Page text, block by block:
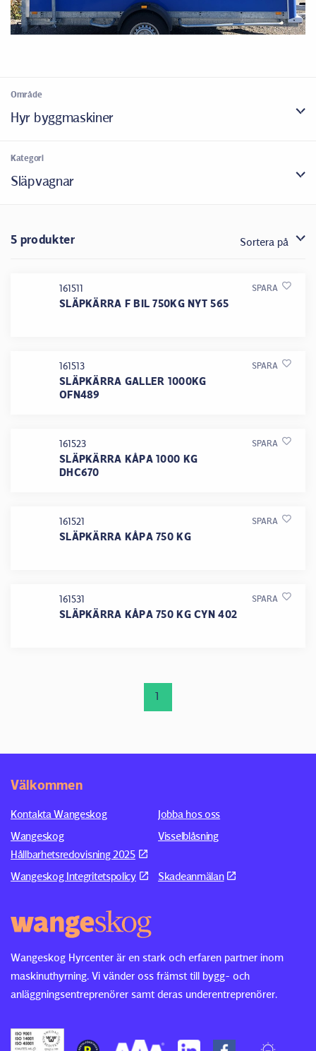
Område
Hyr byggmaskiner
Kategori
Släpvagnar
5 produkter Sortera på
161511
SLÄPKÄRRA F BIL 750KG NYT 565
SPARA
161513
SLÄPKÄRRA GALLER 1000KG
OFN489
SPARA
161523
SLÄPKÄRRA KÅPA 1000 KG
DHC670
SPARA
161521
SLÄPKÄRRA KÅPA 750 KG
SPARA
161531
SLÄPKÄRRA KÅPA 750 KG CYN 402
SPARA
1
Wangeskog Hyrcenter är en stark och erfaren partner inom
maskinuthyrning. Vi vänder oss främst till bygg- och
anläggningsentreprenörer samt deras underentreprenörer.
Välkommen
Kontakta Wangeskog
Jobba hos oss
Wangeskog
Hållbarhetsredovisning 2025
Visselblåsning
Wangeskog Integritetspolicy Skadeanmälan